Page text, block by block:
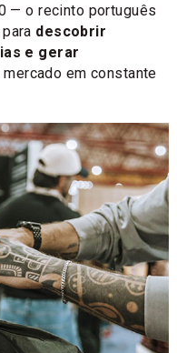
— o recinto português
descobrir
e gerar
mercado em constante